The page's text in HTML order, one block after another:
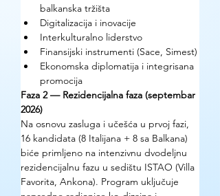
balkanska tržišta
Digitalizacija i inovacije
Interkulturalno liderstvo
Finansijski instrumenti (Sace, Simest)
Ekonomska diplomatija i integrisana
promocija
Faza 2 — Rezidencijalna faza (septembar
2026)
Na osnovu zasluga i učešća u prvoj fazi,
16 kandidata (8 Italijana + 8 sa Balkana)
biće primljeno na intenzivnu dvodeljnu
rezidencijalnu fazu u sedištu ISTAO (Villa
Favorita, Ankona). Program uključuje